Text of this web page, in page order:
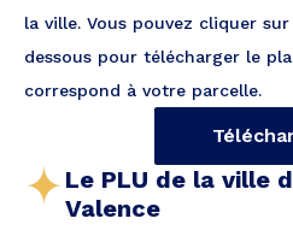
la ville. Vous pouvez cliquer
dessous pour télécharger le
correspond à votre parcelle.
Le PLU de la ville
Valence